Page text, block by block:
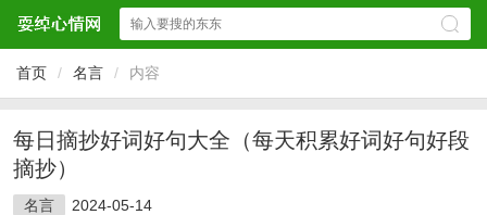
首页 / 名言 / 内容
每日摘抄好词好句大全（每天积累好词好句好段
摘抄）
名言 2024-05-14